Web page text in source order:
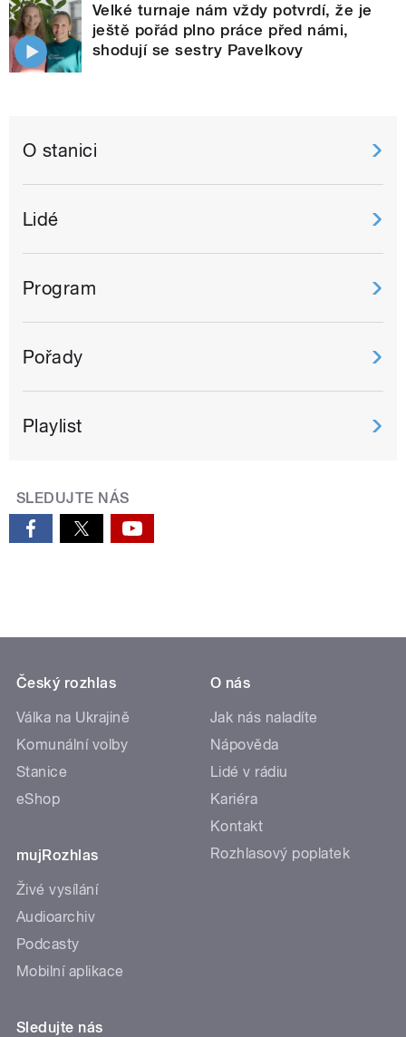
Velké turnaje nám vždy potvrdí, že je
ještě pořád plno práce před námi,
shodují se sestry Pavelkovy
O stanici
Lidé
Program
Pořady
Playlist
SLEDUJTE NÁS
Český rozhlas
Válka na Ukrajině
Komunální volby
Stanice
eShop
mujRozhlas
Živé vysílání
Audioarchiv
Podcasty
Mobilní aplikace
O nás
Jak nás naladíte
Nápověda
Lidé v rádiu
Kariéra
Kontakt
Rozhlasový poplatek
Sledujte nás